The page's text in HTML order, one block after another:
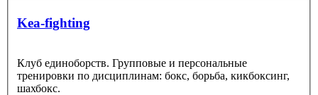
Kea-fighting
Клуб единоборств. Групповые и персональные
тренировки по дисциплинам: бокс, борьба, кикбоксинг,
шахбокс.